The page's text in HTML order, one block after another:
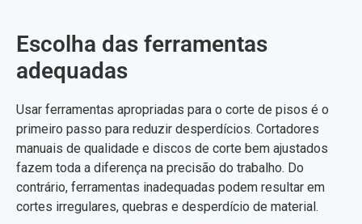
Escolha das ferramentas
adequadas
Usar ferramentas apropriadas para o corte de pisos é o
primeiro passo para reduzir desperdícios. Cortadores
manuais de qualidade e discos de corte bem ajustados
fazem toda a diferença na precisão do trabalho. Do
contrário, ferramentas inadequadas podem resultar em
cortes irregulares, quebras e desperdício de material.